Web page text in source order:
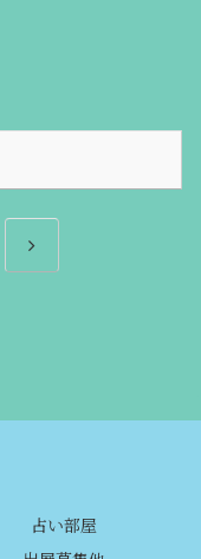
次
占い部屋